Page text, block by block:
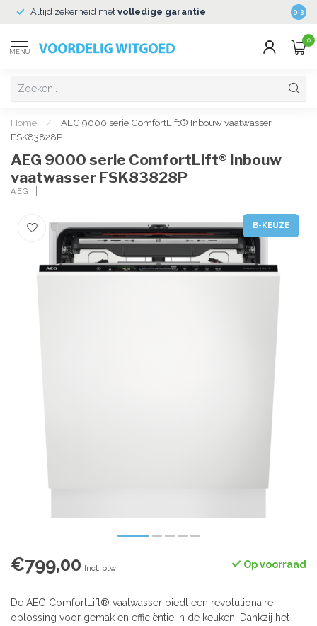
Altijd zekerheid met volledige garantie 9.3
MENU
0
Home /
AEG 9000 serie ComfortLift® Inbouw vaatwasser
FSK83828P
AEG 9000 serie ComfortLift® Inbouw
vaatwasser FSK83828P
AEG
B-KEUZE
€799,00 Incl. btw Op voorraad
De AEG ComfortLift® vaatwasser biedt een revolutionaire
oplossing voor gemak en efficiëntie in de keuken. Dankzij het